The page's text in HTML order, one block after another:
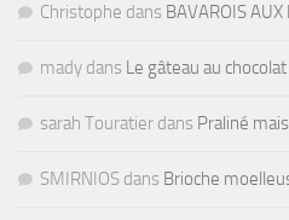
Christophe dans BAVAROIS AUX
mady dans Le gâteau au
sarah Touratier dans Praliné
SMIRNIOS dans Brioche